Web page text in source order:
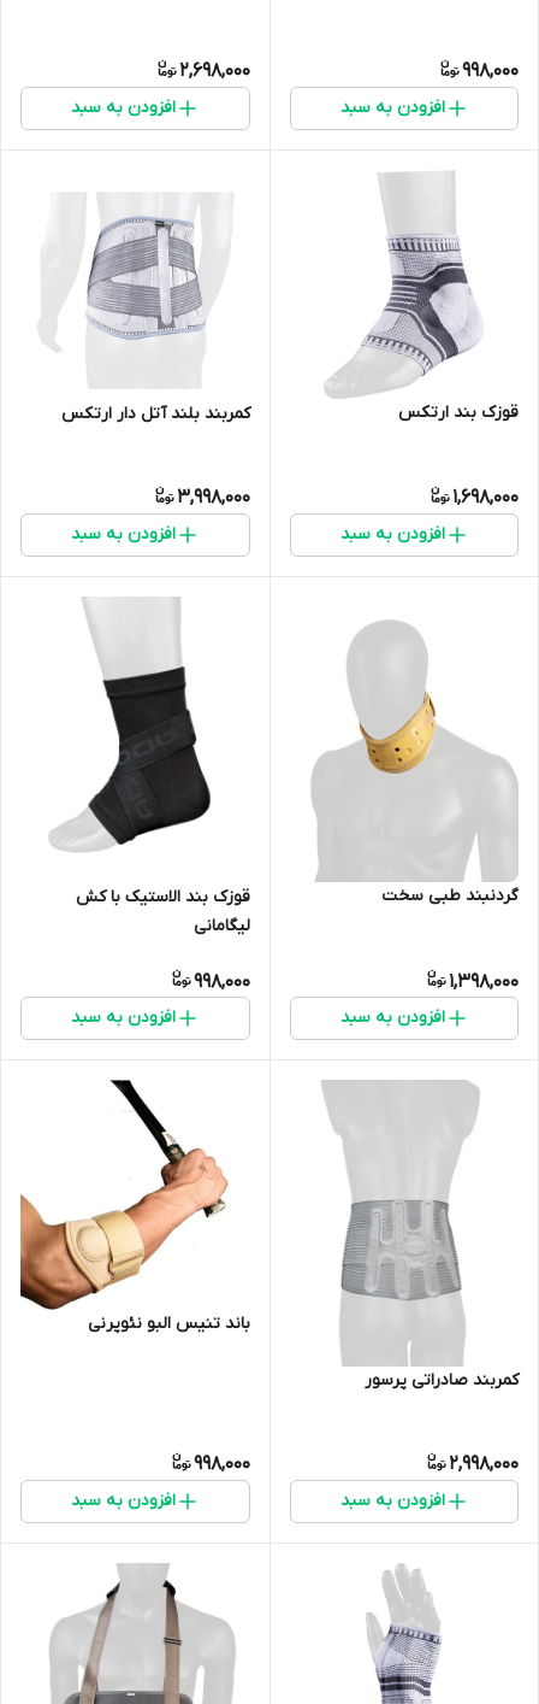
998,000
افزودن به سبد
2,698,000
افزودن به سبد
قوزک بند ارتکس
1,698,000
افزودن به سبد
کمربند بلند آتل دار ارتکس
3,998,000
افزودن به سبد
گردنبند طبی سخت
1,398,000
افزودن به سبد
قوزک بند الاستیک با کش
لیگامانی
998,000
افزودن به سبد
کمربند صادراتی پرسور
2,998,000
افزودن به سبد
باند تنیس البو نئوپرنی
998,000
افزودن به سبد